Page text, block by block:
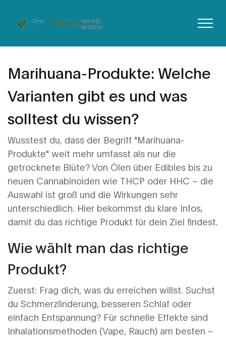
Marihuana-Produkte: Welche
Varianten gibt es und was
solltest du wissen?
Wusstest du, dass der Begriff "Marihuana-
Produkte" weit mehr umfasst als nur die
getrocknete Blüte? Von Ölen über Edibles bis zu
neuen Cannabinoiden wie THCP oder HHC – die
Auswahl ist groß und die Wirkungen sehr
unterschiedlich. Hier bekommst du klare Infos,
damit du das richtige Produkt für dein Ziel findest.
Wie wählt man das richtige
Produkt?
Zuerst: Frag dich, was du erreichen willst. Suchst
du Schmerzlinderung, besseren Schlaf oder
einfach Entspannung? Für schnelle Effekte sind
Inhalationsmethoden (Vape, Rauch) am besten –